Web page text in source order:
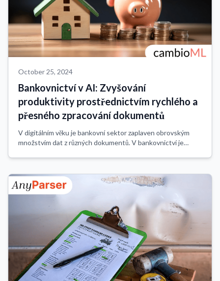
October 25, 2024
Bankovnictví v AI: Zvyšování
produktivity prostřednictvím rychlého a
přesného zpracování dokumentů
V digitálním věku je bankovní sektor zaplaven obrovským
množstvím dat z různých dokumentů. V bankovnictví je